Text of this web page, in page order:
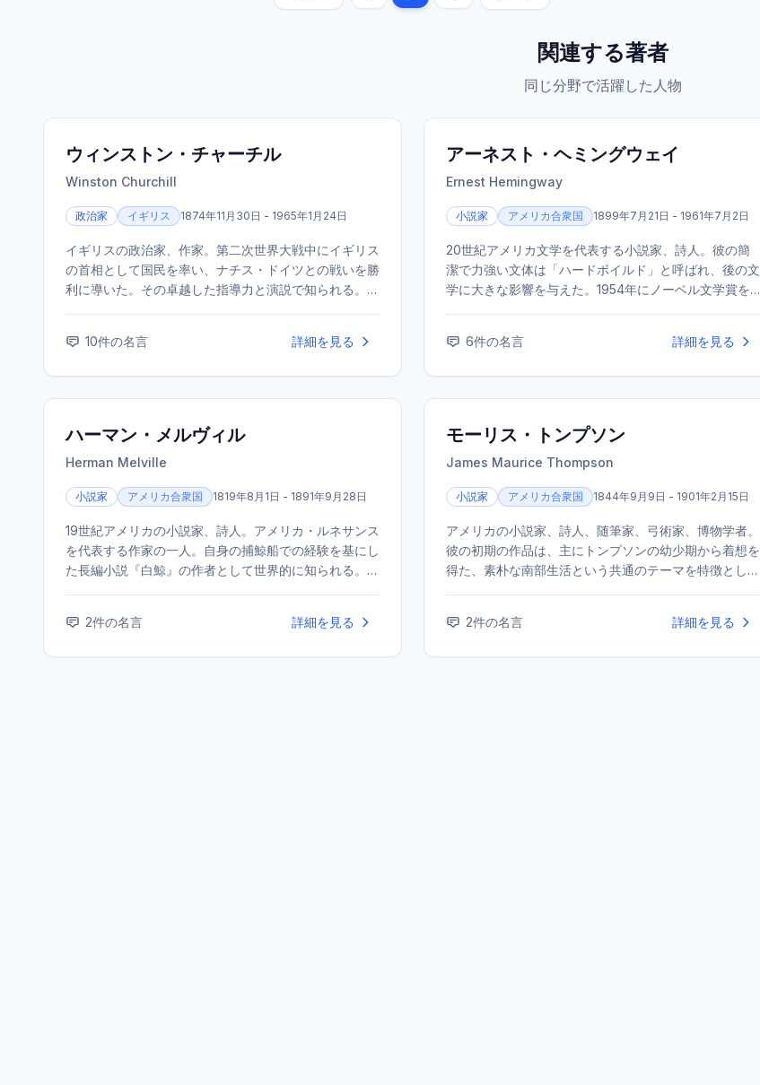
関連する著者
同じ分野で活躍した人物
ウィンストン・チャーチル
Winston Churchill
政治家 イギリス 1874年11月30日 - 1965年1月24日
イギリスの政治家、作家。第二次世界大戦中にイギリス
の首相として国民を率い、ナチス・ドイツとの戦いを勝
利に導いた。その卓越した指導力と演説で知られる。ま
10件の名言 詳細を見る
アーネスト・ヘミングウェイ
Ernest Hemingway
小説家 アメリカ合衆国 1899年7月21日 - 1961年7月2日
20世紀アメリカ文学を代表する小説家、詩人。彼の簡
潔で力強い文体は「ハードボイルド」と呼ばれ、後の文
学に大きな影響を与えた。1954年にノーベル文学賞を
6件の名言 詳細を見る
ハーマン・メルヴィル
Herman Melville
小説家 アメリカ合衆国 1819年8月1日 - 1891年9月28日
19世紀アメリカの小説家、詩人。アメリカ・ルネサンス
を代表する作家の一人。自身の捕鯨船での経験を基にし
た長編小説『白鯨』の作者として世界的に知られる。生
2件の名言 詳細を見る
モーリス・トンプソン
James Maurice Thompson
小説家 アメリカ合衆国 1844年9月9日 - 1901年2月15日
アメリカの小説家、詩人、随筆家、弓術家、博物学者。
彼の初期の作品は、主にトンプソンの幼少期から着想を
得た、素朴な南部生活という共通のテーマを特徴として
2件の名言 詳細を見る